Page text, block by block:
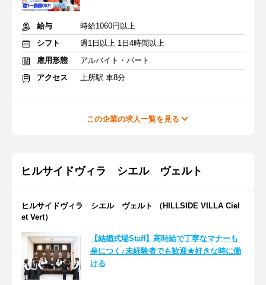
給与
時給1060円以上
シフト
週1日以上 1日4時間以上
雇用形態
アルバイト・パート
アクセス
上所駅 車8分
この企業の求人一覧を見る
ヒルサイドヴィラ シエル ヴェルト
ヒルサイドヴィラ シエル ヴェルト （HILLSIDE VILLA Ciel
et Vert）
【結婚式場Staff】高時給で丁寧なマナーも
身につく♪未経験者でも歓迎★好きな時に働
ける